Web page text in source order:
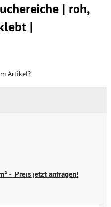
| roh,
|
Artikel?
- Preis jetzt anfragen!